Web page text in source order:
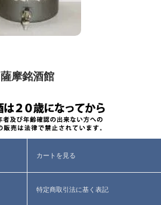
薩摩銘酒館
カートを見る
特定商取引法に基く表記